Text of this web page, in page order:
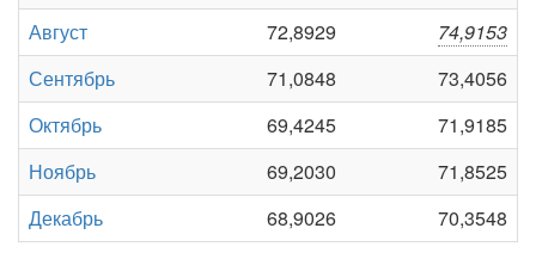
Август
72,8929
74,9153
Сентябрь
71,0848
73,4056
Октябрь
69,4245
71,9185
Ноябрь
69,2030
71,8525
Декабрь
68,9026 70,3548